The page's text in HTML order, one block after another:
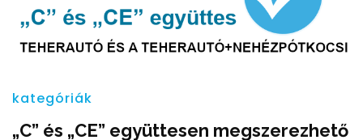
kategóriák
„C” és „CE” együttesen megszerezhető